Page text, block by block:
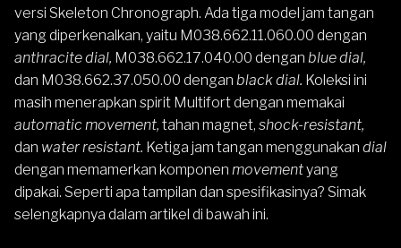
versi Skeleton Chronograph. Ada tiga model jam tangan
yang diperkenalkan, yaitu M038.662.11.060.00 dengan
anthracite dial, M038.662.17.040.00 dengan blue dial,
dan M038.662.37.050.00 dengan black dial. Koleksi ini
masih menerapkan spirit Multifort dengan memakai
automatic movement, tahan magnet, shock-resistant,
dan water resistant. Ketiga jam tangan menggunakan dial
dengan memamerkan komponen movementyang
dipakai. Seperti apa tampilan dan spesifikasinya? Simak
selengkapnya dalam artikel di bawah ini.